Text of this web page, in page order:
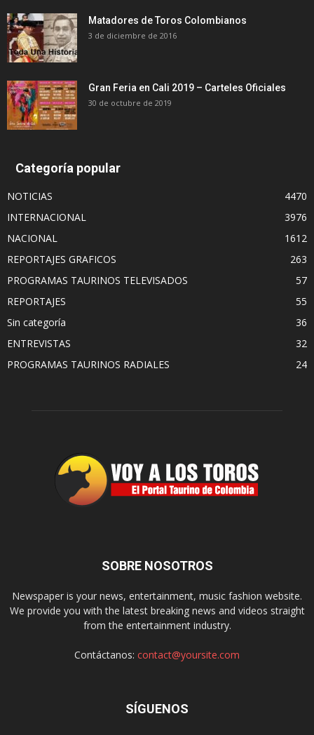
Matadores de Toros Colombianos
3 de diciembre de 2016
Gran Feria en Cali 2019 – Carteles Oficiales
30 de octubre de 2019
Categoría popular
NOTICIAS
4470
INTERNACIONAL
3976
NACIONAL
1612
REPORTAJES GRAFICOS
263
PROGRAMAS TAURINOS TELEVISADOS
57
REPORTAJES
55
Sin categoría
36
ENTREVISTAS
32
PROGRAMAS TAURINOS RADIALES
24
SOBRE NOSOTROS
Newspaper is your news, entertainment, music fashion website.
We provide you with the latest breaking news and videos straight
from the entertainment industry.
Contáctanos: contact@yoursite.com
SÍGUENOS